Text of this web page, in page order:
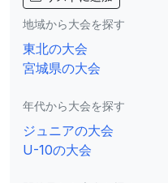
地域から大会を探す
東北の大会
宮城県の大会
年代から大会を探す
ジュニアの大会
U-10の大会